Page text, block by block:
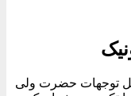
توجهات حضرت ولی